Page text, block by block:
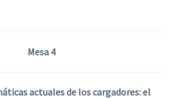
Mesa 4
actuales de los cargadores: el